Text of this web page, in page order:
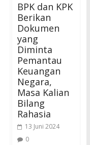
BPK dan KPK
Berikan
Dokumen
yang
Diminta
Pemantau
Keuangan
Negara,
Masa Kalian
Bilang
Rahasia
13 Juni 2024
0